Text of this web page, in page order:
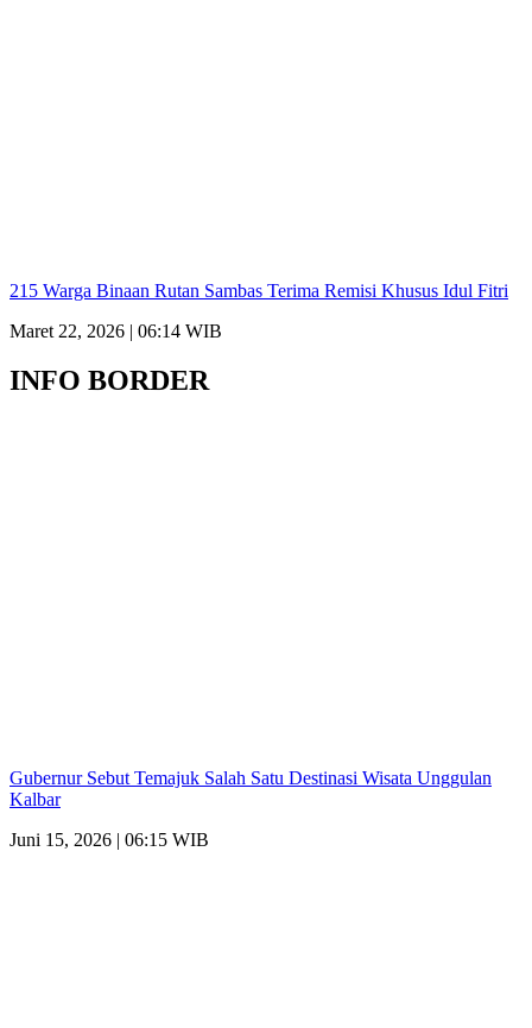
215 Warga Binaan Rutan Sambas Terima Remisi Khusus Idul Fitri
Maret 22, 2026 | 06:14 WIB
INFO BORDER
Gubernur Sebut Temajuk Salah Satu Destinasi Wisata Unggulan
Kalbar
Juni 15, 2026 | 06:15 WIB